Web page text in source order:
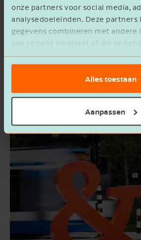
onze partners voor social media,
analysedoeleinden. Deze partners
gegevens combineren met
aan ze hebt verstrekt of die ze
basis van het gebruik van hun
Alles toestaan
Aanpassen
Ik ga akkoord met hetprivacy
Verzenden